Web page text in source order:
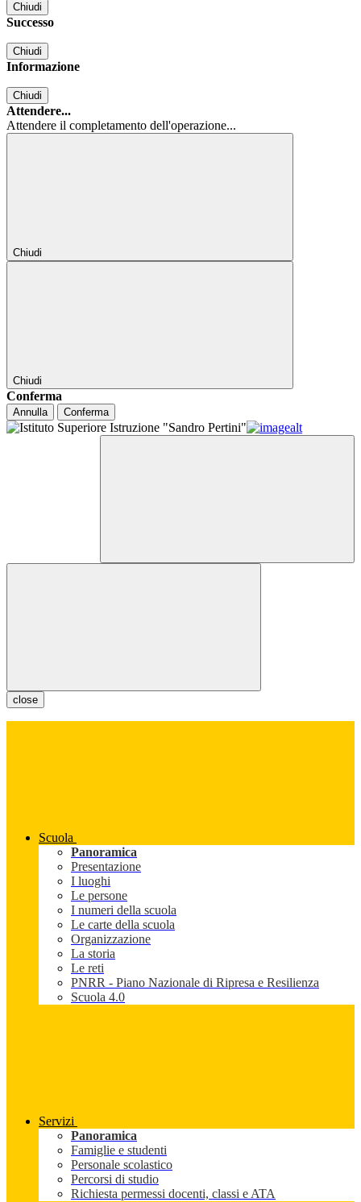
Chiudi
Successo
Chiudi
Informazione
Chiudi
Attendere...
Attendere il completamento dell'operazione...
Chiudi
Chiudi
Conferma
Annulla Conferma
close
Scuola
Panoramica
Presentazione
I luoghi
Le persone
I numeri della scuola
Le carte della scuola
Organizzazione
La storia
Le reti
PNRR - Piano Nazionale di Ripresa e Resilienza
Scuola 4.0
Servizi
Panoramica
Famiglie e studenti
Personale scolastico
Percorsi di studio
Richiesta permessi docenti, classi e ATA